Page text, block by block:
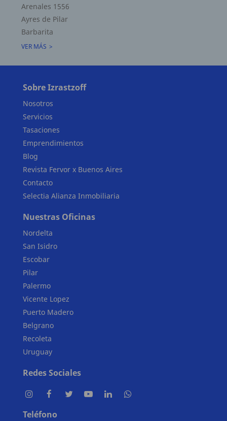
Arenales 1556
Ayres de Pilar
Barbarita
VER MÁS
Sobre Izrastzoff
Nosotros
Servicios
Tasaciones
Emprendimientos
Blog
Revista Fervor x Buenos Aires
Contacto
Selectia Alianza Inmobiliaria
Nuestras Oficinas
Nordelta
San Isidro
Escobar
Pilar
Palermo
Vicente Lopez
Puerto Madero
Belgrano
Recoleta
Uruguay
Redes Sociales
Teléfono